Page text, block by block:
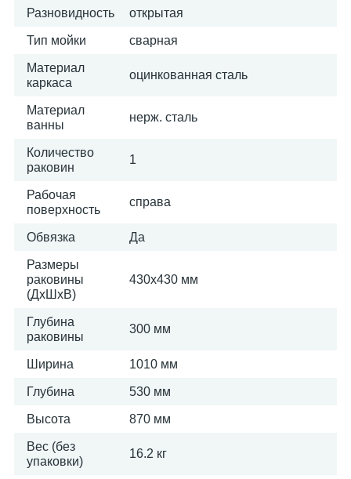
Разновидность открытая
Тип мойки сварная
Материал
каркаса
оцинкованная сталь
Материал
ванны
нерж. сталь
Количество
раковин
1
Рабочая
поверхность
справа
Обвязка Да
Размеры
раковины
(ДхШхВ)
430х430 мм
Глубина
раковины
300 мм
Ширина 1010 мм
Глубина 530 мм
Высота 870 мм
Вес (без
упаковки)
16.2 кг